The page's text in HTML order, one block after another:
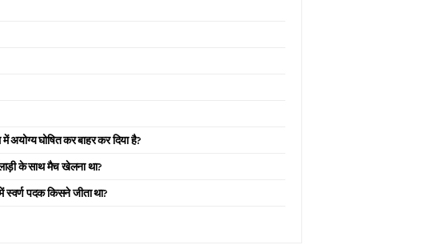
घोषित कर बाहर कर दिया है?
के साथ मैच खेलना था?
स्वर्ण पदक किसने जीता था?